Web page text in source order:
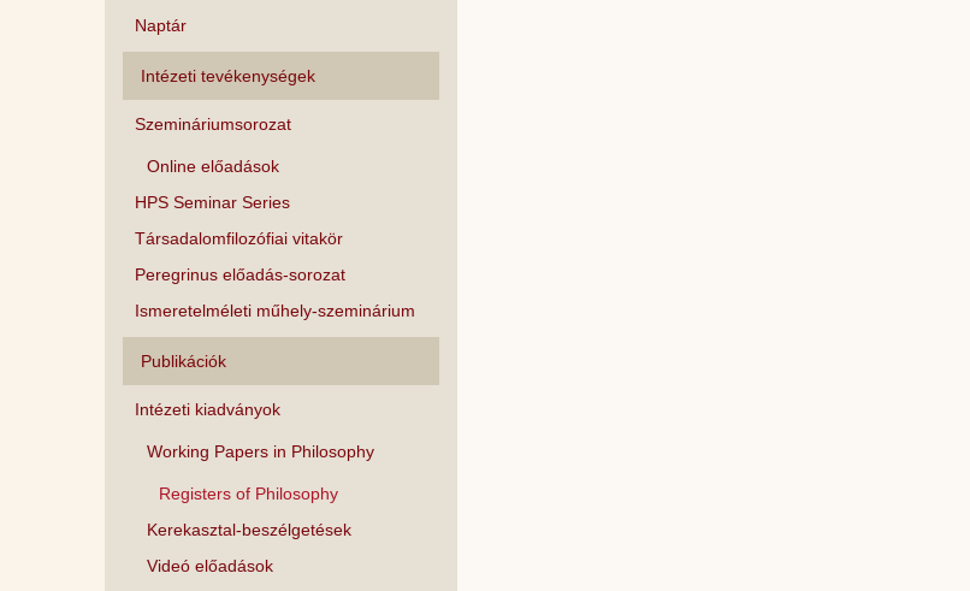
Naptár
Intézeti tevékenységek
Szemináriumsorozat
Online előadások
HPS Seminar Series
Társadalomfilozófiai vitakör
Peregrinus előadás-sorozat
Ismeretelméleti műhely-szeminárium
Publikációk
Intézeti kiadványok
Working Papers in Philosophy
Registers of Philosophy
Kerekasztal-beszélgetések
Videó előadások